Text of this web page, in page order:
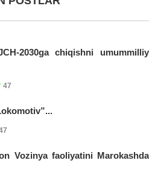
2030ga chiqishni umummilliy
47
Vozinya faoliyatini Marokashda